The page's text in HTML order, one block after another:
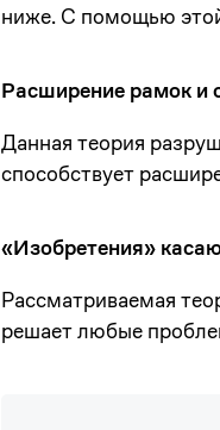
ниже. С помощью
Расширение рамок и
Данная теория
способствует
«Изобретения»
Рассматриваемая
решает любые